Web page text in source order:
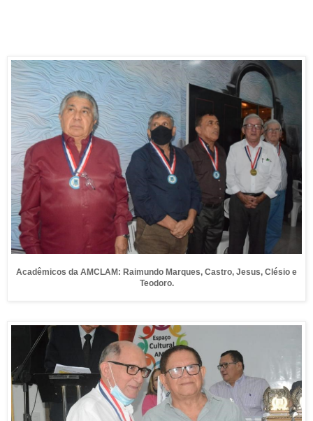
Acadêmicos da AMCLAM: Raimundo Marques, Castro, Jesus, Clésio e
Teodoro.